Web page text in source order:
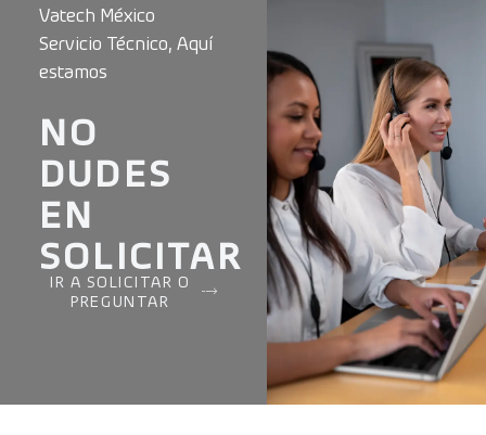
Vatech México
Servicio Técnico, Aquí
estamos
NO
DUDES
EN
SOLICITAR
IR A SOLICITAR O
PREGUNTAR